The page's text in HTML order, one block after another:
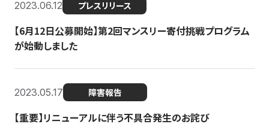
2023.06.12 プレスリリース
【6月12日公募開始】第2回マンスリー寄付挑戦プログラム
が始動しました
2023.05.17 障害報告
【重要】リニューアルに伴う不具合発生のお詫び